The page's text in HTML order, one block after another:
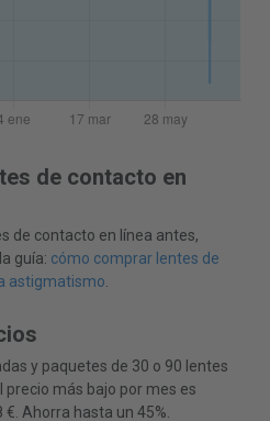
de contacto en
de contacto en línea antes,
guía: cómo comprar lentes de
astigmatismo.
y paquetes de 30 o 90 lentes
más bajo por mes es
€. Ahorra hasta un 45%.